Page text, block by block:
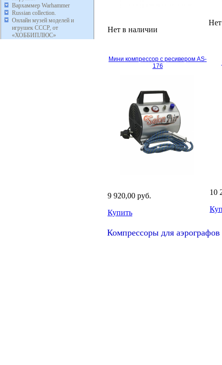
Вархаммер Warhammer
Russian collection.
Онлайн музей моделей и
игрушек СССР, от
«ХОББИПЛЮС»
Нет в наличии
Мини компрессор с ресивером AS-
176
9 920,00 руб.
Купить
10
Компрессоры для